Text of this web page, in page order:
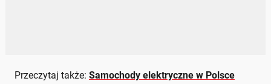
Przeczytaj także: Samochody elektryczne w Polsce